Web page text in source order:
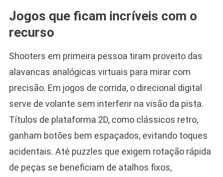
Jogos que ficam incríveis com o
recurso
Shooters em primeira pessoa tiram proveito das
alavancas analógicas virtuais para mirar com
precisão. Em jogos de corrida, o direcional digital
serve de volante sem interferir na visão da pista.
Títulos de plataforma 2D, como clássicos retro,
ganham botões bem espaçados, evitando toques
acidentais. Até puzzles que exigem rotação rápida
de peças se beneficiam de atalhos fixos,